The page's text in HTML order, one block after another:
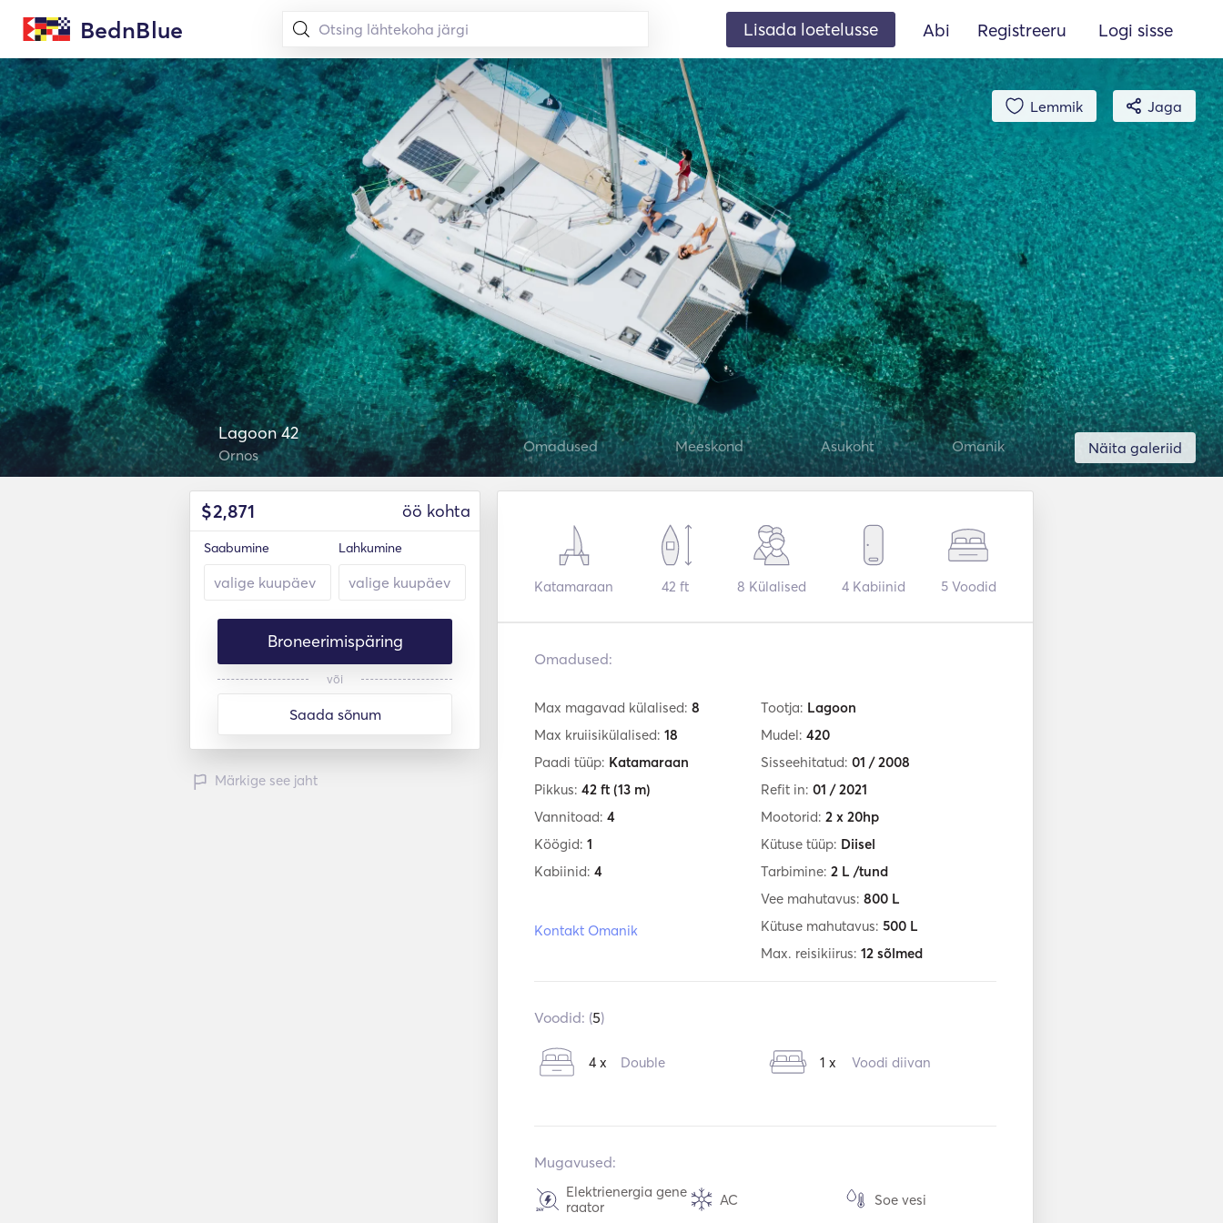
BednBlue Lisada loetelusse Abi Registreeru Logi sisse
Lemmik Jaga
Näita galeriid
Lagoon 42
Ornos Omadused Meeskond Asukoht Omanik
$2,871 öö kohta
Saabumine Lahkumine
Broneerimispäring
või
Saada sõnum
Märkige see jaht
Katamaraan 42 ft 8 Külalised 4Kabiinid 5Voodid
Omadused:
Max magavad külalised: 8
Max kruiisikülalised: 18
Paadi tüüp: Katamaraan
Pikkus: 42 ft (13 m)
Vannitoad: 4
Köögid: 1
Kabiinid: 4
Kontakt Omanik
Tootja: Lagoon
Mudel: 420
Sisseehitatud: 01 / 2008
Refit in: 01 / 2021
Mootorid: 2 x 20hp
Kütuse tüüp: Diisel
Tarbimine: 2 L /tund
Vee mahutavus: 800 L
Kütuse mahutavus: 500 L
Max. reisikiirus: 12 sõlmed
Voodid: (5)
4 x Double 1 x Voodi diivan
Mugavused:
Elektrienergia gene
raator
AC Soe vesi